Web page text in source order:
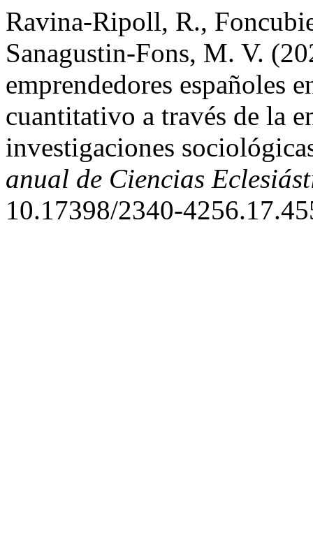
Ravina-Ripoll, R.,
Sanagustin-Fons, M. V.
emprendedores españoles
cuantitativo a través de la
investigaciones
anual de Ciencias
10.17398/2340-